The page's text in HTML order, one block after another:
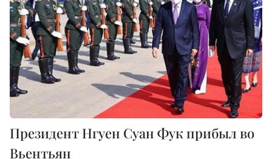
Президент Нгуен Суан Фук прибыл во
Вьентьян